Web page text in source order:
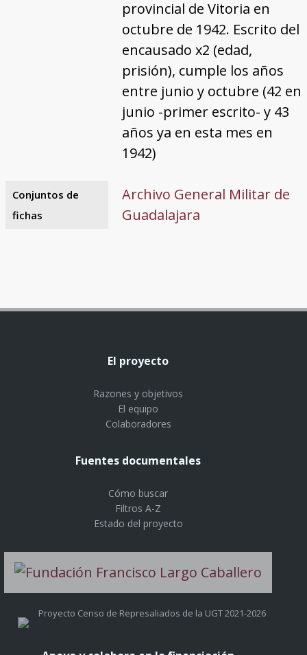
provincial de Vitoria en
octubre de 1942. Escrito del
encausado x2 (edad,
prisión), cumple los años
entre junio y octubre (42 en
junio -primer escrito- y 43
años ya en esta mes en
1942)
Conjuntos de
fichas
Archivo General Militar de
Guadalajara
El proyecto
Razones y objetivos
El equipo
Colaboradores
Fuentes documentales
Cómo buscar
Filtros A-Z
Estado del proyecto
Proyecto Censo de Represaliados de la UGT 2021-2026